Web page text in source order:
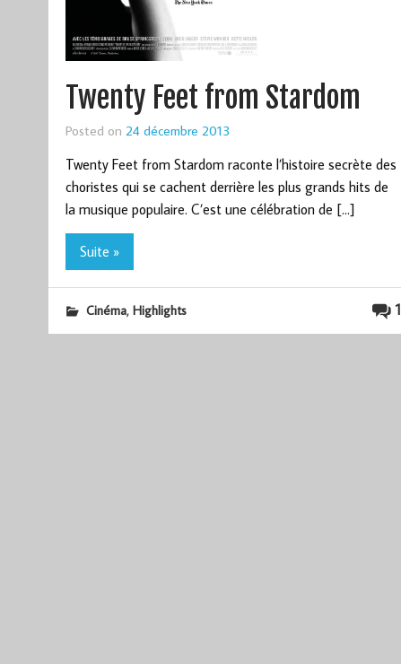
Twenty Feet from Stardom
Posted on 24 décembre 2013
Twenty Feet from Stardom raconte l’histoire secrète des
choristes qui se cachent derrière les plus grands hits de
la musique populaire. C’est une célébration de […]
Suite »
1
Cinéma, Highlights